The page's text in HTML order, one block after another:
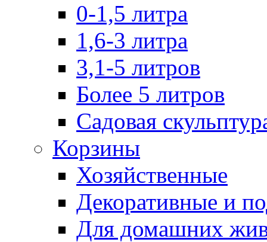
0-1,5 литра
1,6-3 литра
3,1-5 литров
Более 5 литров
Садовая
Корзины
Хозяйственные
Декоративные и
Для домашних